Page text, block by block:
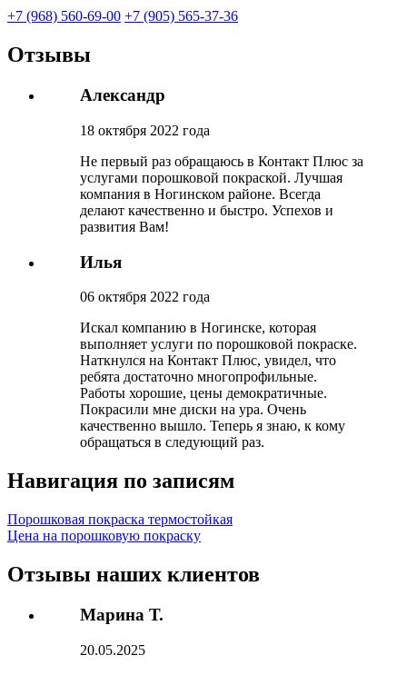
+7 (968) 560-69-00 +7 (905) 565-37-36
Отзывы
Александр
18 октября 2022 года
Не первый раз обращаюсь в Контакт Плюс за
услугами порошковой покраской. Лучшая
компания в Ногинском районе. Всегда
делают качественно и быстро. Успехов и
развития Вам!
Илья
06 октября 2022 года
Искал компанию в Ногинске, которая
выполняет услуги по порошковой покраске.
Наткнулся на Контакт Плюс, увидел, что
ребята достаточно многопрофильные.
Работы хорошие, цены демократичные.
Покрасили мне диски на ура. Очень
качественно вышло. Теперь я знаю, к кому
обращаться в следующий раз.
Навигация по записям
Порошковая покраска термостойкая
Цена на порошковую покраску
Отзывы наших клиентов
Марина Т.
20.05.2025